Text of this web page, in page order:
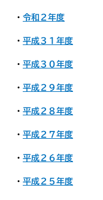
・ 令和２年度
・ 平成３１年度
・ 平成３０年度
・ 平成２９年度
・ 平成２８年度
・ 平成２７年度
・ 平成２６年度
・ 平成２５年度